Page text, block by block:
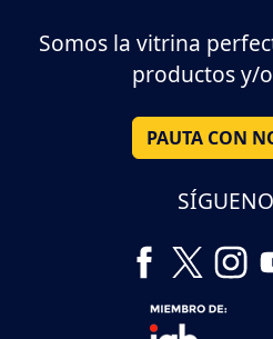
Somos la vitrina
productos y/
PAUTA CON